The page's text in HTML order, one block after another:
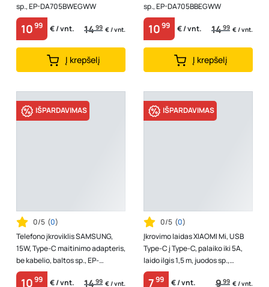
sp., EP-DA705BWEGWW
1099 € / vnt. 1499 € / vnt.
Į krepšelį
sp., EP-DA705BBEGWW
1099 € / vnt. 1499 € / vnt.
Į krepšelį
IŠPARDAVIMAS
0/5 (0)
Telefono įkroviklis SAMSUNG,
15W, Type-C maitinimo adapteris,
be kabelio, baltos sp., EP-
T1510NWEGEU
1099 € / vnt. 1499 € / vnt.
IŠPARDAVIMAS
0/5 (0)
Įkrovimo laidas XIAOMI Mi, USB
Type-C į Type-C, palaiko iki 5A,
laido ilgis 1,5 m, juodos sp.,
SJV4108GL
799 € / vnt. 999 € / vnt.